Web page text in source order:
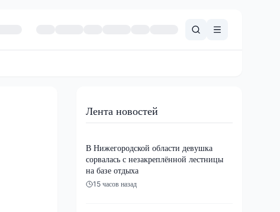
Лента новостей
В Нижегородской области девушка
сорвалась с незакреплённой лестницы
на базе отдыха
15 часов назад